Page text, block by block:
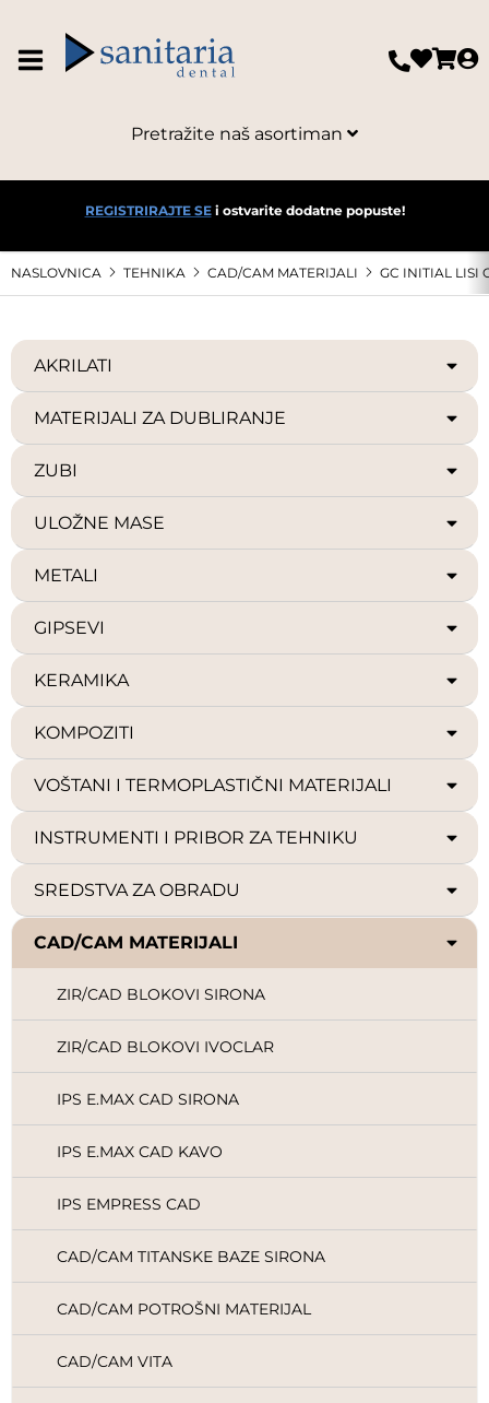
Pretražite naš asortiman
REGISTRIRAJTE SEi ostvarite dodatne popuste!
NASLOVNICA TEHNIKA CAD/CAM MATERIJALI GC INITIAL LISI
AKRILATI
MATERIJALI ZA DUBLIRANJE
ZUBI
ULOŽNE MASE
METALI
GIPSEVI
KERAMIKA
KOMPOZITI
VOŠTANI I TERMOPLASTIČNI MATERIJALI
INSTRUMENTI I PRIBOR ZA TEHNIKU
SREDSTVA ZA OBRADU
CAD/CAM MATERIJALI
ZIR/CAD BLOKOVI SIRONA
ZIR/CAD BLOKOVI IVOCLAR
IPS E.MAX CAD SIRONA
IPS E.MAX CAD KAVO
IPS EMPRESS CAD
CAD/CAM TITANSKE BAZE SIRONA
CAD/CAM POTROŠNI MATERIJAL
CAD/CAM VITA